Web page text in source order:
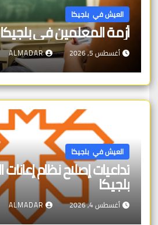
العيش في بلجيكا
أزمة المعلمين في بلجيكا
أغسطس 5, 2026 ALMADAR
العيش في بلجيكا
تداعيات إصلاح نظام
بلجيكا
أغسطس 4, 2026 ALMADAR